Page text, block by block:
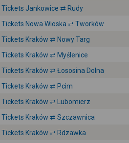
Tickets Jankowice ⇄ Rudy
Tickets Nowa Wioska ⇄ Tworków
Tickets Kraków ⇄ Nowy Targ
Tickets Kraków ⇄ Myślenice
Tickets Kraków ⇄ Łososina Dolna
Tickets Kraków ⇄ Pcim
Tickets Kraków ⇄ Lubomierz
Tickets Kraków ⇄ Szczawnica
Tickets Kraków ⇄ Rdzawka